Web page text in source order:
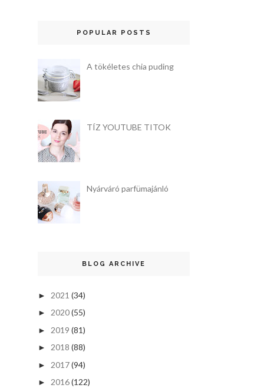
POPULAR POSTS
A tökéletes chia puding
TÍZ YOUTUBE TITOK
Nyárváró parfümajánló
BLOG ARCHIVE
► 2021 (34)
► 2020(55)
► 2019 (81)
► 2018 (88)
► 2017(94)
► 2016(122)